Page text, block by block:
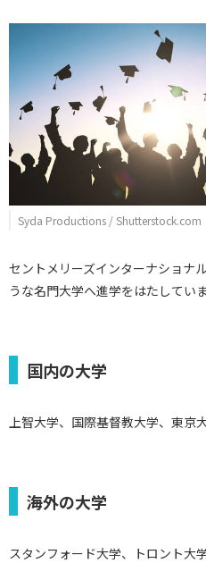
Syda Productions / Shutterstock.com
セントメリーズインターナショナ
うな名門大学へ進学をはたしていま
国内の大学
上智大学、国際基督教大学、東京
海外の大学
スタンフォード大学、トロント大